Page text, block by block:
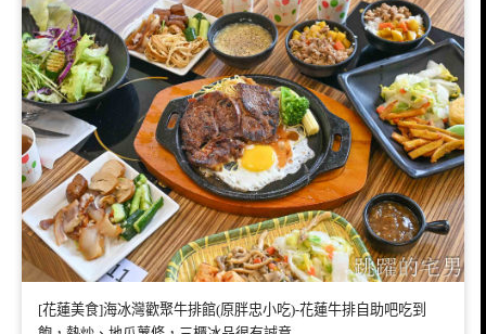
[花蓮美食]海冰灣歡聚牛排館(原胖忠小吃)-花蓮牛排自助吧吃到